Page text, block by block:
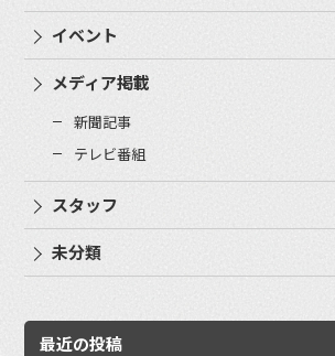
イベント
メディア掲載
新聞記事
テレビ番組
スタッフ
未分類
最近の投稿